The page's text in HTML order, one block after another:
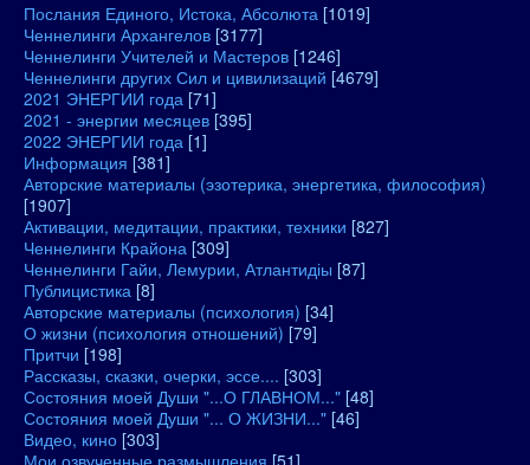
Послания Единого, Истока, Абсолюта [1019]
Ченнелинги Архангелов [3177]
Ченнелинги Учителей и Мастеров [1246]
Ченнелинги других Сил и цивилизаций [4679]
2021 ЭНЕРГИИ года [71]
2021 - энергии месяцев [395]
2022 ЭНЕРГИИ года [1]
Информация [381]
Авторские материалы (эзотерика, энергетика, философия)
[1907]
Активации, медитации, практики, техники [827]
Ченнелинги Крайона [309]
Ченнелинги Гайи, Лемурии, Атлантидіы [87]
Публицистика [8]
Авторские материалы (психология) [34]
О жизни (психология отношений) [79]
Притчи [198]
Рассказы, сказки, очерки, эссе.... [303]
Состояния моей Души "...О ГЛАВНОМ..." [48]
Состояния моей Души "... О ЖИЗНИ..." [46]
Видео, кино [303]
Мои озвученные размышления [51]